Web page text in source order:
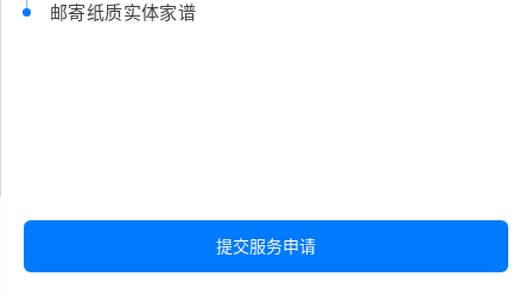
邮寄纸质实体家谱
提交服务申请